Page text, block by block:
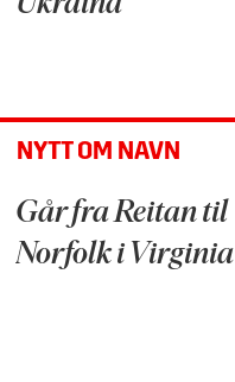
NYTT OM NAVN
Går fra Reitan til
Norfolk i Virginia